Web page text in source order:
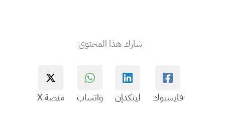
شارك هذا المحتوى
فايسبوك لينكدإن واتساب منصة X